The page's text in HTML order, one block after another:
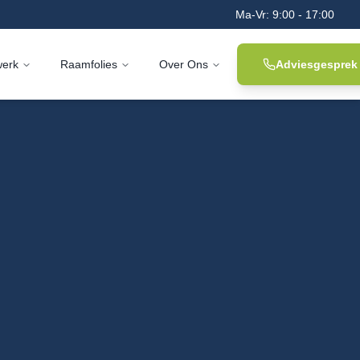
Ma-Vr: 9:00 - 17:00
Raamfolies Over Ons Adviesgesprek